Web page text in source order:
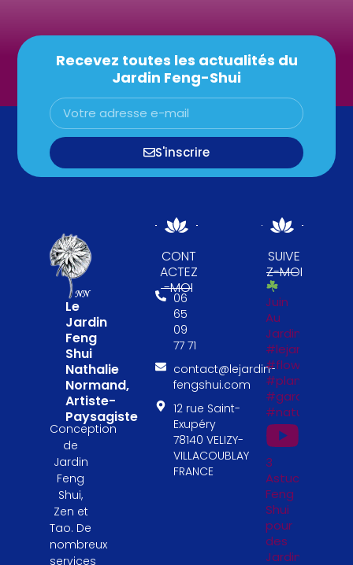
Recevez toutes les actualités du
Jardin Feng-Shui
S'inscrire
Le
Jardin
Feng
Shui
Nathalie
Normand,
Artiste-
Paysagiste
Conception
de
Jardin
Feng
Shui,
Zen et
Tao. De
nombreux
services
CONT
ACTEZ
-MOI
06
65
09
77 71
contact@lejardin-
fengshui.com
12 rue Saint-
Exupéry
78140 VELIZY-
VILLACOUBLAY
FRANCE
SUIVE
Z-MOI
Juin
Au
Jardin
#flowers
#garden
#naturelovers
3
Astuces
Feng
Shui
pour
des
Jardinières